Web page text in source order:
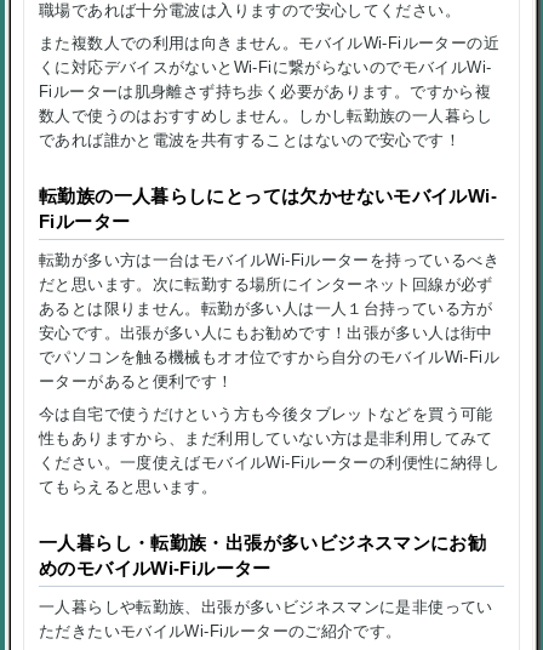
職場であれば十分電波は入りますので安心してください。
また複数人での利用は向きません。モバイルWi-Fiルーターの近
くに対応デバイスがないとWi-Fiに繋がらないのでモバイルWi-
Fiルーターは肌身離さず持ち歩く必要があります。ですから複
数人で使うのはおすすめしません。しかし転勤族の一人暮らし
であれば誰かと電波を共有することはないので安心です！
転勤族の一人暮らしにとっては欠かせないモバイルWi-
Fiルーター
転勤が多い方は一台はモバイルWi-Fiルーターを持っているべき
だと思います。次に転勤する場所にインターネット回線が必ず
あるとは限りません。転勤が多い人は一人１台持っている方が
安心です。出張が多い人にもお勧めです！出張が多い人は街中
でパソコンを触る機械もオオ位ですから自分のモバイルWi-Fiル
ーターがあると便利です！
今は自宅で使うだけという方も今後タブレットなどを買う可能
性もありますから、まだ利用していない方は是非利用してみて
ください。一度使えばモバイルWi-Fiルーターの利便性に納得し
てもらえると思います。
一人暮らし・転勤族・出張が多いビジネスマンにお勧
めのモバイルWi-Fiルーター
一人暮らしや転勤族、出張が多いビジネスマンに是非使ってい
ただきたいモバイルWi-Fiルーターのご紹介です。